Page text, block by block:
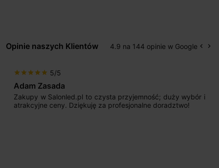
Opinie naszych Klientów 4.9 na 144 opinie w Google keyboard_arrow_left keyboard_arrow_right
star star star star star 5/5
Adam Zasada
Zakupy w Salonled.pl to czysta przyjemność; duży wybór i
atrakcyjne ceny. Dziękuję za profesjonalne doradztwo!